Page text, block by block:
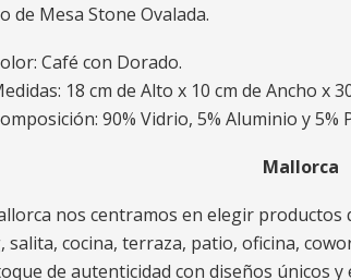
de Mesa Stone Ovalada.
Café con Dorado.
18 cm de Alto x 10 cm de Ancho x
90% Vidrio, 5% Aluminio y 5%
Mallorca
nos centramos en elegir productos
salita, cocina, terraza, patio, oficina,
de autenticidad con diseños únicos y